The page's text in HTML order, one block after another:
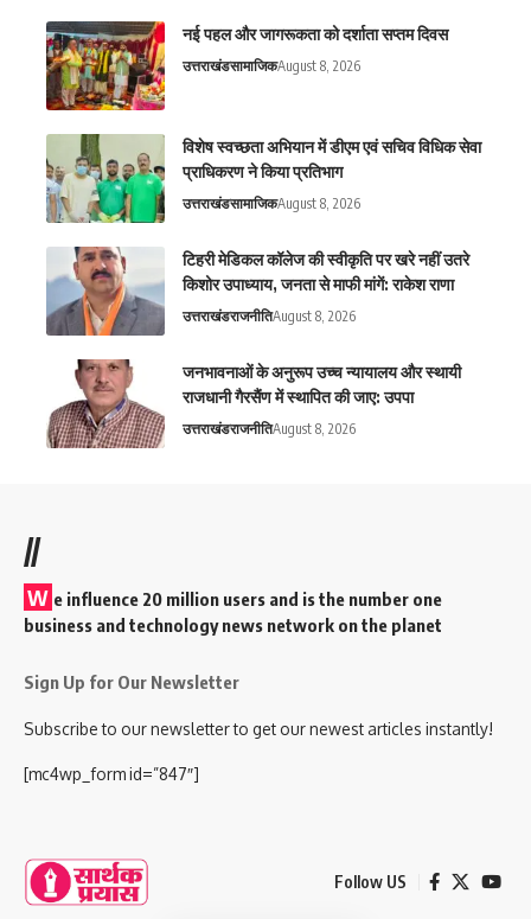
नई पहल और जागरूकता को दर्शाता सप्तम दिवस
उत्तराखंडसामाजिकAugust 8, 2026
विशेष स्वच्छता अभियान में डीएम एवं सचिव विधिक सेवा
प्राधिकरण ने किया प्रतिभाग
उत्तराखंडसामाजिकAugust 8, 2026
टिहरी मेडिकल कॉलेज की स्वीकृति पर खरे नहीं उतरे
किशोर उपाध्याय, जनता से माफी मांगें: राकेश राणा
उत्तराखंडराजनीतिAugust 8, 2026
जनभावनाओं के अनुरूप उच्च न्यायालय और स्थायी
राजधानी गैरसैंण में स्थापित की जाए: उपपा
उत्तराखंडराजनीतिAugust 8, 2026
//
W e influence 20 million users and is the number one
business and technology news network on the planet
Sign Up for Our Newsletter
Subscribe to our newsletter to get our newest articles instantly!
[mc4wp_form id=”847″]
Follow US